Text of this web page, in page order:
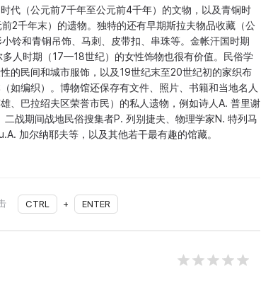
代（公元前7千年至公元前4千年）的文物，以及青铜时
2千年末）的遗物。独特的还有早期斯拉夫物品收藏（公
铃和青铜吊饰、马刺、皮带扣、串珠等。金帐汗国时期
多人时期（17—18世纪）的女性饰物也很有价值。民俗学
的民间和城市服饰，以及19世纪末至20世纪初的家织布
如编织）。博物馆还保存有文件、照片、书籍和当地名人
、巴拉绍夫区荣誉市民）的私人遗物，例如诗人A. 普里谢
战期间战地民俗搜集者P. 列别捷夫、物理学家N. 特列马
加尔纳耶夫等，以及其他若干最有趣的馆藏。
CTRL + ENTER